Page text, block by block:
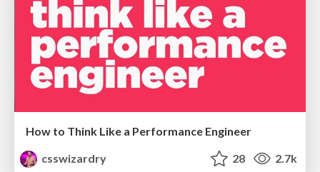
How to Think Like a Performance Engineer
csswizardry
28 2.7k